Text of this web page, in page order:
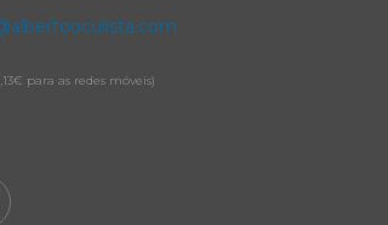
para as redes móveis)